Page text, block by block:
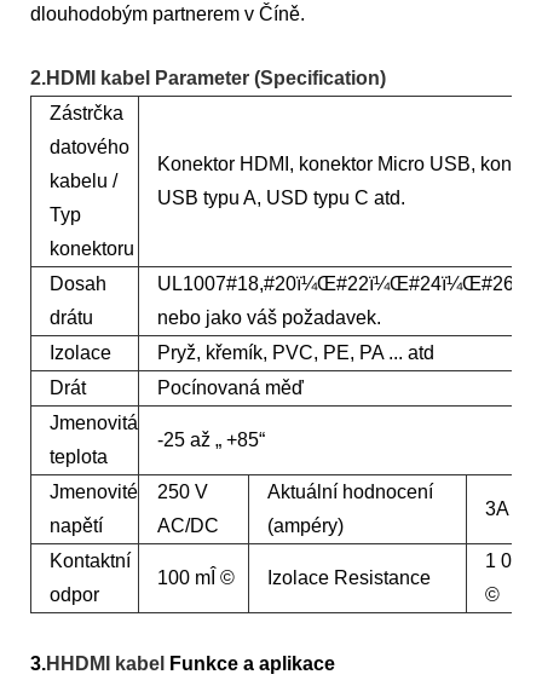
dlouhodobým partnerem v Číně.
2.HDMI kabel Parameter (Specification)
Zástrčka
datového
kabelu /
Typ
konektoru
Konektor HDMI, konektor Micro USB,
USB typu A, USD typu C atd.
Dosah
drátu
nebo jako váš požadavek.
Izolace
Pryž, křemík, PVC, PE, PA ... atd
Drát
Pocínovaná měď
Jmenovitá
teplota
-25 až „ +85“
Jmenovité
napětí
250 V
AC/DC
Aktuální hodnocení
(ampéry)
3A
Kontaktní
odpor
100 mÎ © Izolace Resistance
1 000
©
3.HHDMI kabel Funkce a aplikace